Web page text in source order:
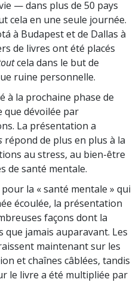
— dans plus de 50 pays
cela en une seule journée.
à Budapest et de Dallas à
de livres ont été placés
cela dans le but de
ruine personnelle.
à la prochaine phase de
que dévoilée par
La présentation a
répond de plus en plus à la
au stress, au bien-être
de santé mentale.
la « santé mentale » qui
écoulée, la présentation
façons dont la
jamais auparavant. Les
maintenant sur les
et chaînes câblées, tandis
le livre a été multipliée par